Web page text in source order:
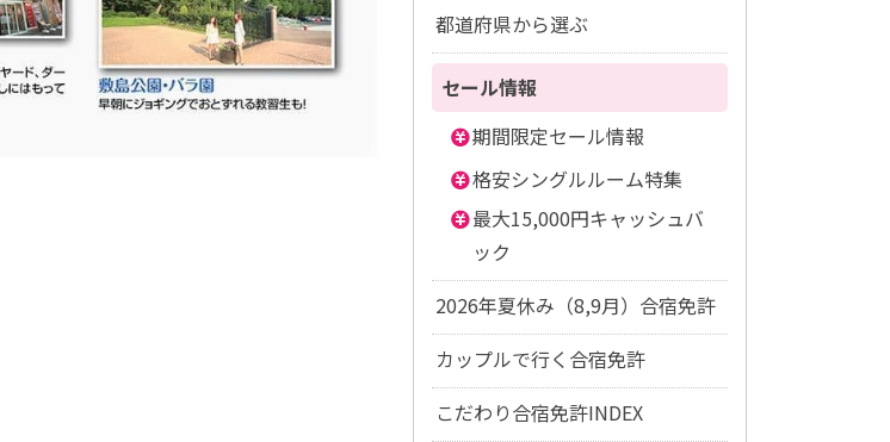
都道府県から選ぶ
セール情報
期間限定セール情報
格安シングルルーム特集
最大15,000円キャッシュバ
ック
2026年夏休み（8,9月）合宿免許
カップルで行く合宿免許
こだわり合宿免許INDEX